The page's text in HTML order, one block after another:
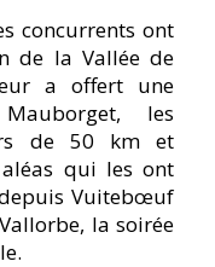
concurrents ont
de la Vallée de
a offert une
les
de 50 km et
qui les ont
Vuitebœuf
la soirée